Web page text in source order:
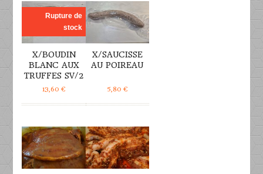
Rupture de
stock
X/BOUDIN
BLANC AUX
TRUFFES SV/2
13,60 €
X/SAUCISSE
AU POIREAU
5,80 €